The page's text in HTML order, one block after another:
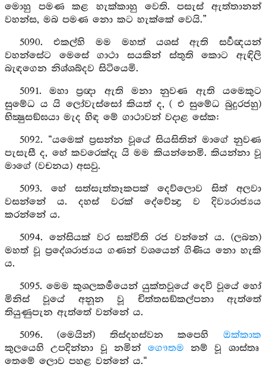
මොහු පමණ කළ හැක්කාහු වෙති. පසැස් ඇත්තානන්
වහන්ස, මබ පමණ නො කට හැක්කේ වෙයි.”
5090. එකල්හි මම මහත් යශස් ඇති සර්‍වඥයන්
වහන්සේට මෙසේ ගාථා සයකින් ස්තුති කොට ඇඳිලි
බැඳගෙන නිශ්ශබ්දව සිටියෙමි.
5091. මහා ප්‍රඥා ඇති මනා නුවණ ඇති යමෙකුට
සුමේධ ය යි ලෝවැස්සෝ කියත් ද, ( එ සුමේධ බුදුරජහු)
භික්‍ෂුසඞ්ඝයා මැද හිඳ මේ ගාථාවන් වදාළ සේක:
5092. “යමෙක් ප්‍රසන්න වූයේ සියසිතින් මාගේ නුවණ
පැසැසී ද, හේ කවරෙක්දැ යි මම කියන්නෙමි. කියන්නා වූ
මාගේ (වචනය) අසවු.
5093. හේ සත්සැත්තෑකපක් දෙව්ලොව සිත් අලවා
වසන්නේ ය. දහස් වරක් දේවේන්‍ද්‍ර ව දිව්‍යරාජ්‍යය
කරන්නේ ය.
5094. නේසියක් වර සක්විති රජ වන්නේ ය. (ලබන)
මහත් වූ ප්‍රදේශරාජ්‍යය ගණන් වශයෙන් ගිණිය නො හැකි
ය.
5095. මෙම කුශලකර්‍මයෙන් යුක්තවූයේ දෙවි වූයේ හෝ
මිනිස් වූයේ අනූන වූ චිත්තසඞ්කල්පනා ඇත්තේ
තියුණුපැන ඇත්තේ වන්නේ ය.
5096. (මෙයින්) තිස්දහස්වන කපෙහි ඔක්කාක
කුලයෙහි උපදින්නා වූ නමින් ගෞතම නම් වූ ශාස්තෘ
තෙමේ ලොව පහළ වන්නේ ය.“